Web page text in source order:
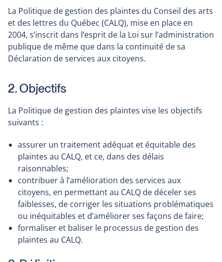
fenêtre
La Politique de gestion des plaintes du Conseil des arts
et des lettres du Québec (CALQ), mise en place en
2004, s’inscrit dans l’esprit de la Loi sur l’administration
publique de même que dans la continuité de sa
Déclaration de services aux citoyens.
2. Objectifs
La Politique de gestion des plaintes vise les objectifs
suivants :
assurer un traitement adéquat et équitable des
plaintes au CALQ, et ce, dans des délais
raisonnables;
contribuer à l’amélioration des services aux
citoyens, en permettant au CALQ de déceler ses
faiblesses, de corriger les situations problématiques
ou inéquitables et d’améliorer ses façons de faire;
formaliser et baliser le processus de gestion des
plaintes au CALQ.